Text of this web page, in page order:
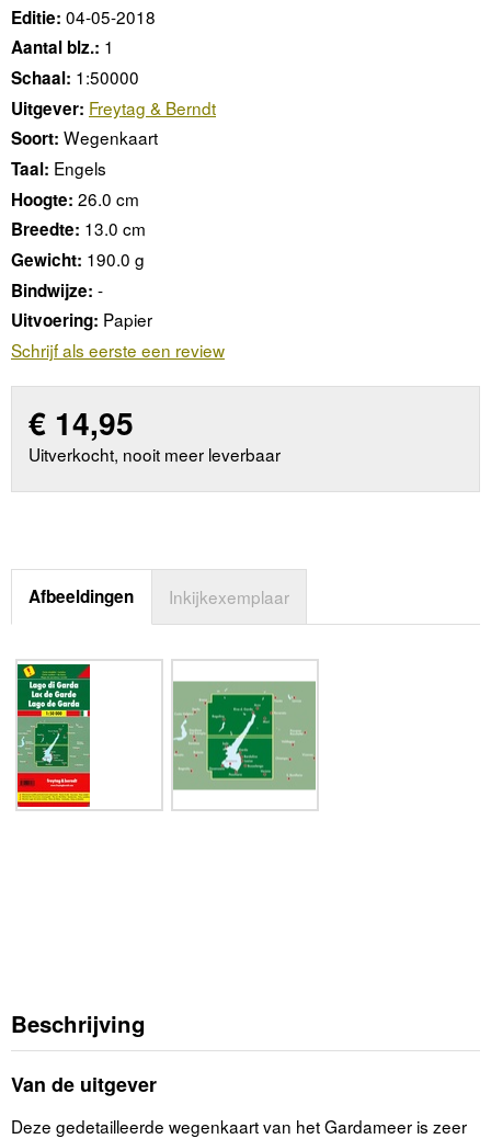
Editie: 04-05-2018
Aantal blz.: 1
Schaal: 1:50000
Uitgever: Freytag & Berndt
Soort: Wegenkaart
Taal: Engels
Hoogte: 26.0 cm
Breedte: 13.0 cm
Gewicht: 190.0 g
Bindwijze: -
Uitvoering: Papier
Schrijf als eerste een review
€ 14,95
Uitverkocht, nooit meer leverbaar
Afbeeldingen Inkijkexemplaar
Beschrijving
Van de uitgever
Deze gedetailleerde wegenkaart van het Gardameer is zeer